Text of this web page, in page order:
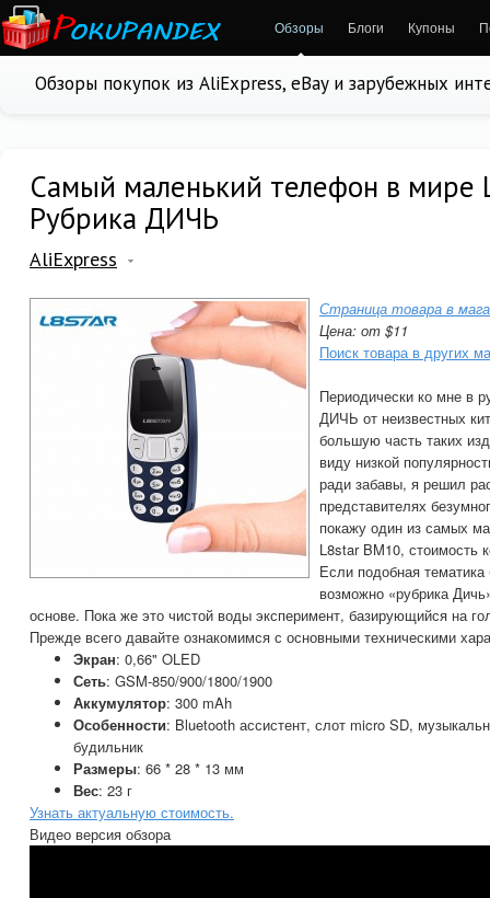
Обзоры Блоги Купоны
Обзоры покупок из AliExpress, eBay и зарубежных
Самый маленький телефон в мире
Рубрика ДИЧЬ
AliExpress
Страница товара в
Цена: от $11
Поиск товара в других
Периодически ко мне в
ДИЧЬ от неизвестных
большую часть таких
виду низкой
ради забавы, я решил
представителях
покажу один из самых
L8star BM10, стоимость
Если подобная
возможно «рубрика
основе. Пока же это чистой воды эксперимент, базирующийся на
Прежде всего давайте ознакомимся с основными техническими
Экран: 0,66" OLED
Сеть: GSM-850/900/1800/1900
Аккумулятор: 300 mAh
Особенности: Bluetooth ассистент, слот micro SD,
будильник
Размеры: 66 * 28 * 13 мм
Вес: 23 г
Узнать актуальную стоимость.
Видео версия обзора